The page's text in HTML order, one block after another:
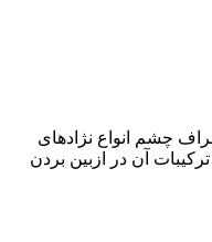
چشم انواع نژادهای
آن در ازبین بردن